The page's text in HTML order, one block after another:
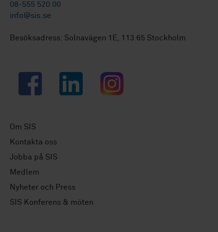
08-555 520 00
info@sis.se
Besöksadress: Solnavägen 1E, 113 65 Stockholm
Facebook LinkedIn Instagram
Om SIS
Kontakta oss
Jobba på SIS
Medlem
Nyheter och Press
SIS Konferens & möten